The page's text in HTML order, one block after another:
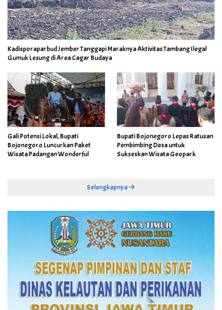
Kadisporaparbud Jember Tanggapi Maraknya Aktivitas Tambang Ilegal
Gumuk Lesung di Area Cagar Budaya
Gali Potensi Lokal, Bupati
Bojonegoro Luncurkan Paket
Wisata Padangan Wonderful
Bupati Bojonegoro Lepas Ratusan
Pembimbing Desa untuk
Sukseskan Wisata Geopark
Selengkapnya